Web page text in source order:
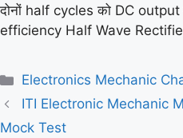
दोनों half cycles को DC output
efficiency Half Wave
Categories
Electronics Mechanic
ITI Electronic Mechanic
Mock Test